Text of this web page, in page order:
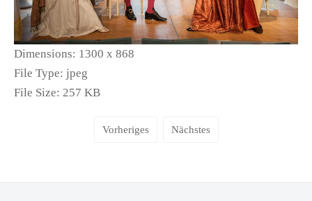
Dimensions: 1300 x 868
File Type: jpeg
File Size: 257 KB
Vorheriges Nächstes